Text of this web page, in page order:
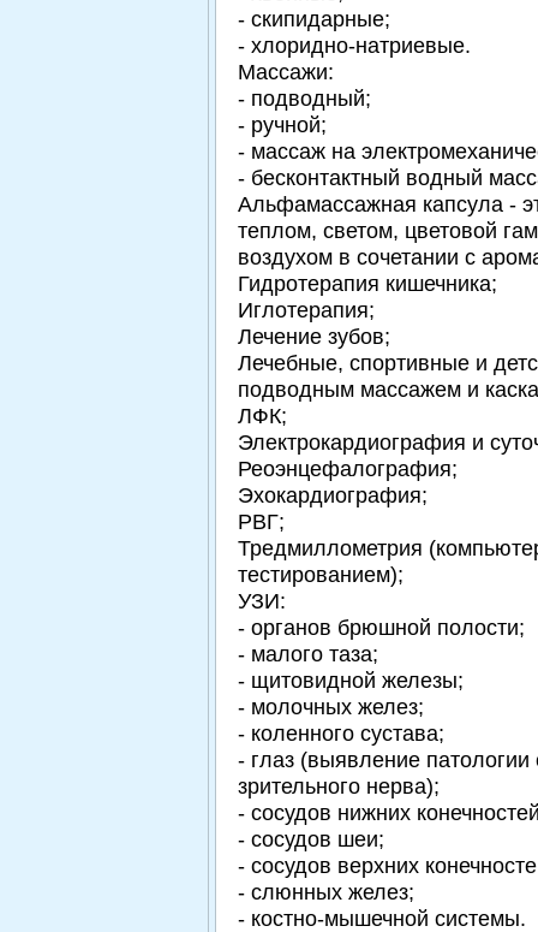
- скипидарные;
- хлоридно-натриевые.
Массажи:
- подводный;
- ручной;
- массаж на
- бесконтактный водный
Альфамассажная капсула -
теплом, светом, цветовой
воздухом в сочетании с
Гидротерапия кишечника;
Иглотерапия;
Лечение зубов;
Лечебные, спортивные и
подводным массажем и
ЛФК;
Электрокардиография и
Реоэнцефалография;
Эхокардиография;
РВГ;
Тредмиллометрия
тестированием);
УЗИ:
- органов брюшной полости;
- малого таза;
- щитовидной железы;
- молочных желез;
- коленного сустава;
- глаз (выявление патологии
зрительного нерва);
- сосудов нижних
- сосудов шеи;
- сосудов верхних
- слюнных желез;
- костно-мышечной системы.